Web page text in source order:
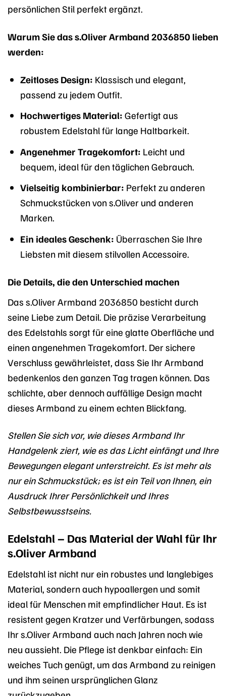
persönlichen Stil perfekt ergänzt.
Warum Sie das s.Oliver Armband 2036850 lieben
werden:
Zeitloses Design: Klassisch und elegant,
passend zu jedem Outfit.
Hochwertiges Material: Gefertigt aus
robustem Edelstahl für lange Haltbarkeit.
Angenehmer Tragekomfort: Leicht und
bequem, ideal für den täglichen Gebrauch.
Vielseitig kombinierbar: Perfekt zu anderen
Schmuckstücken von s.Oliver und anderen
Marken.
Ein ideales Geschenk: Überraschen Sie Ihre
Liebsten mit diesem stilvollen Accessoire.
Die Details, die den Unterschied machen
Das s.Oliver Armband 2036850 besticht durch
seine Liebe zum Detail. Die präzise Verarbeitung
des Edelstahls sorgt für eine glatte Oberfläche und
einen angenehmen Tragekomfort. Der sichere
Verschluss gewährleistet, dass Sie Ihr Armband
bedenkenlos den ganzen Tag tragen können. Das
schlichte, aber dennoch auffällige Design macht
dieses Armband zu einem echten Blickfang.
Stellen Sie sich vor, wie dieses Armband Ihr
Handgelenk ziert, wie es das Licht einfängt und Ihre
Bewegungen elegant unterstreicht. Es ist mehr als
nur ein Schmuckstück; es ist ein Teil von Ihnen, ein
Ausdruck Ihrer Persönlichkeit und Ihres
Selbstbewusstseins.
Edelstahl – Das Material der Wahl für Ihr
s.Oliver Armband
Edelstahl ist nicht nur ein robustes und langlebiges
Material, sondern auch hypoallergen und somit
ideal für Menschen mit empfindlicher Haut. Es ist
resistent gegen Kratzer und Verfärbungen, sodass
Ihr s.Oliver Armband auch nach Jahren noch wie
neu aussieht. Die Pflege ist denkbar einfach: Ein
weiches Tuch genügt, um das Armband zu reinigen
und ihm seinen ursprünglichen Glanz